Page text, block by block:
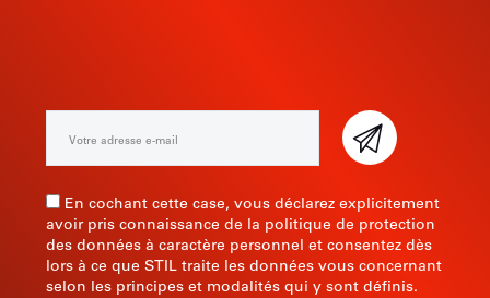
En cochant cette case, vous déclarez explicitement
avoir pris connaissance de la politique de protection
des données à caractère personnel et consentez dès
lors à ce que STIL traite les données vous concernant
selon les principes et modalités qui y sont définis.